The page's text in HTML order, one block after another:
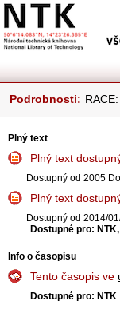
Podrobnosti:
Plný text
Plný text
Dostupný od 2005
Plný text
Dostupný od 2014/
Dostupné pro:
Info o časopisu
Tento časopis ve
Dostupné pro: NTK